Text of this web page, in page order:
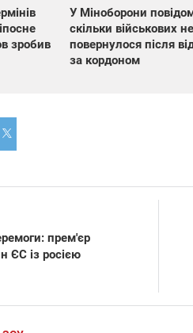
зробив
У Міноборони
скільки військових не
повернулося після
за кордоном
прем'єр
ЄС із росією